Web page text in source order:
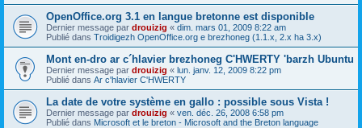
OpenOffice.org 3.1 en langue bretonne est disponible
Dernier message par drouizig « dim. mars 01, 2009 8:22 am
Publié dans Troidigezh OpenOffice.org e brezhoneg (1.1.x, 2.x ha 3.x)
Mont en-dro ar c´hlavier brezhoneg C'HWERTY 'barzh Ubuntu
Dernier message par drouizig « lun. janv. 12, 2009 8:22 pm
Publié dans Ar c'hlavier C'HWERTY
La date de votre système en gallo : possible sous Vista !
Dernier message par drouizig « ven. déc. 26, 2008 6:58 pm
Publié dans Microsoft et le breton - Microsoft and the Breton language